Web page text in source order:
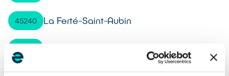
45240 La Ferté-Saint-Aubin